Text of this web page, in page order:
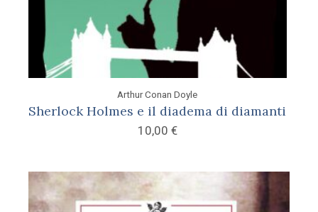
Arthur Conan Doyle
Sherlock Holmes e il diadema di diamanti
10,00 €